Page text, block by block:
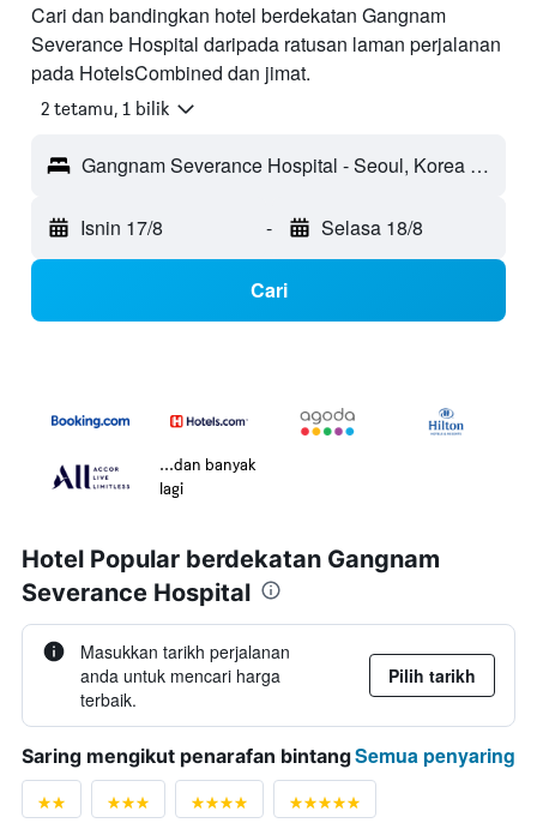
Cari dan bandingkan hotel berdekatan Gangnam
Severance Hospital daripada ratusan laman perjalanan
pada HotelsCombined dan jimat.
2 tetamu, 1 bilik
Gangnam Severance Hospital - Seoul, Korea Selatan
Isnin 17/8 - Selasa 18/8
Cari
...dan banyak
lagi
Hotel Popular berdekatan Gangnam
Severance Hospital
Masukkan tarikh perjalanan
anda untuk mencari harga
terbaik.
Pilih tarikh
Saring mengikut penarafan bintangSemua penyaring